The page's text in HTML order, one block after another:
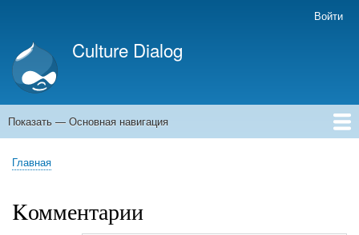
основному
содержанию
учётной
записи
пользователя
Войти
Culture Dialog
Основная
Показать — Основная навигация
Главная
Книги
Авторы
Kомментарии
Архивы емейлов
Форумы
Строка
Главная
Kомментарии